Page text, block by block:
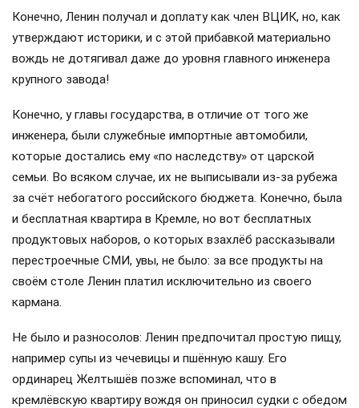
Конечно, Ленин получал и доплату как член ВЦИК, но, как
утверждают историки, и с этой прибавкой материально
вождь не дотягивал даже до уровня главного инженера
крупного завода!
Конечно, у главы государства, в отличие от того же
инженера, были служебные импортные автомобили,
которые достались ему «по наследству» от царской
семьи. Во всяком случае, их не выписывали из-за рубежа
за счёт небогатого российского бюджета. Конечно, была
и бесплатная квартира в Кремле, но вот бесплатных
продуктовых наборов, о которых взахлёб рассказывали
перестроечные СМИ, увы, не было: за все продукты на
своём столе Ленин платил исключительно из своего
кармана.
Не было и разносолов: Ленин предпочитал простую пищу,
например супы из чечевицы и пшённую кашу. Его
ординарец Желтышёв позже вспоминал, что в
кремлёвскую квартиру вождя он приносил судки с обедом